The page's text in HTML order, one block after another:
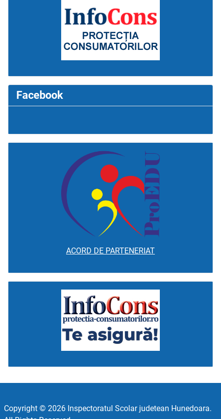
Facebook
ACORD DE PARTENERIAT
Copyright © 2026 Inspectoratul Scolar judetean Hunedoara.